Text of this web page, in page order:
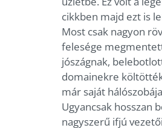
cikkben majd ezt is
Most csak nagyon
felesége
jószágnak,
domainekre
már saját
Ugyancsak hosszan
nagyszerű ifjú